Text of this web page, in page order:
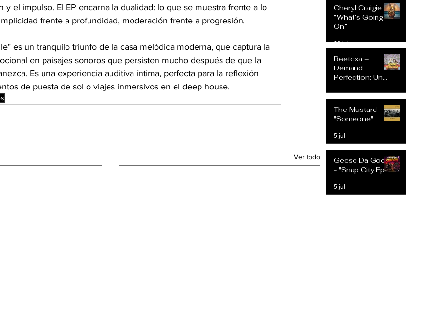
y el impulso. El EP encarna la dualidad: lo que se muestra frente a lo
frente a profundidad, moderación frente a progresión.
es un tranquilo triunfo de la casa melódica moderna, que captura la
en paisajes sonoros que persisten mucho después de que la
Es una experiencia auditiva íntima, perfecta para la reflexión
de puesta de sol o viajes inmersivos en el deep house.
Ver todo
Cheryl Craigie –
“What’s Going
On”
20 jul
Reetoxa –
Demand
Perfection: Un
Intrépido que
Desafía las
Expectativas
Modernas
20 jul
The Mustard -
"Someone"
5 jul
Geese Da Goon
- "Snap City Ep"
5 jul